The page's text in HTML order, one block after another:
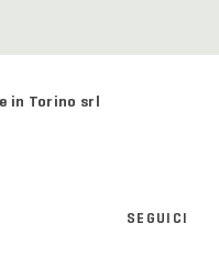
in Torino srl
SEGUICI